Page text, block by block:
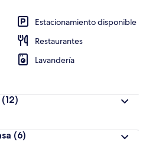
Estacionamiento disponible
Restaurantes
Lavandería
(12)
(6)